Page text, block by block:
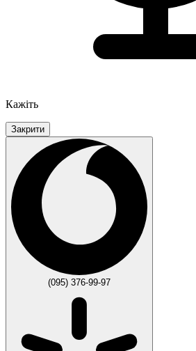
Кажіть
Закрити
(095) 376-99-97